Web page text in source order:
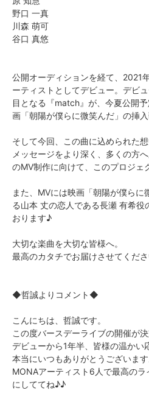
野口 一真
川森 萌可
谷口 真悠
公開オーディションを経て、2021
ーティストとしてデビュー。デビ
目となる『match』が、今夏公開
画「朝陽が僕らに微笑んだ」の挿
そして今回、この曲に込められた
メッセージをより深く、多くの方
のMV制作に向けて、このプロジェ
また、MVには映画「朝陽が僕らに
る山本 丈の恋人である長瀬 有希役
おります♪
大切な楽曲を大切な皆様へ。
最高のカタチでお届けさせてくださ
◆哲誠よりコメント◆
こんにちは、哲誠です。
この度バースデーライブの開催が
デビューから1年半、皆様の温かい
本当にいつもありがとうございます
MONAアーティスト6人で最高の
にしててね♪♪